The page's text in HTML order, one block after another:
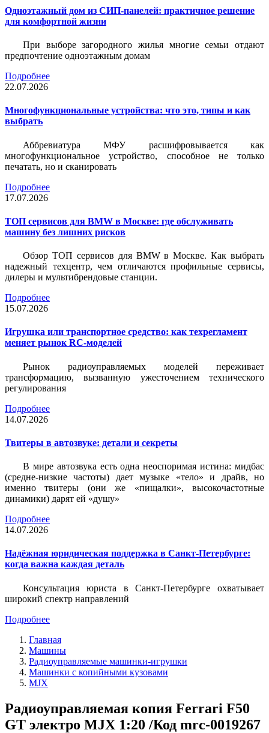
Одноэтажный дом из СИП-панелей: практичное решение
для комфортной жизни
При выборе загородного жилья многие семьи отдают
предпочтение одноэтажным домам
Подробнее
22.07.2026
Многофункциональные устройства: что это, типы и как
выбрать
Аббревиатура МФУ расшифровывается как
многофункциональное устройство, способное не только
печатать, но и сканировать
Подробнее
17.07.2026
ТОП сервисов для BMW в Москве: где обслуживать
машину без лишних рисков
Обзор ТОП сервисов для BMW в Москве. Как выбрать
надежный техцентр, чем отличаются профильные сервисы,
дилеры и мультибрендовые станции.
Подробнее
15.07.2026
Игрушка или транспортное средство: как техрегламент
меняет рынок RC-моделей
Рынок радиоуправляемых моделей переживает
трансформацию, вызванную ужесточением технического
регулирования
Подробнее
14.07.2026
Твитеры в автозвуке: детали и секреты
В мире автозвука есть одна неоспоримая истина: мидбас
(средне-низкие частоты) дает музыке «тело» и драйв, но
именно твитеры (они же «пищалки», высокочастотные
динамики) дарят ей «душу»
Подробнее
14.07.2026
Надёжная юридическая поддержка в Санкт-Петербурге:
когда важна каждая деталь
Консультация юриста в Санкт-Петербурге охватывает
широкий спектр направлений
Подробнее
Главная
Машины
Радиоуправляемые машинки-игрушки
Машинки с копийными кузовами
MJX
Радиоуправляемая копия Ferrari F50
GT электро MJX 1:20 /Код mrc-0019267